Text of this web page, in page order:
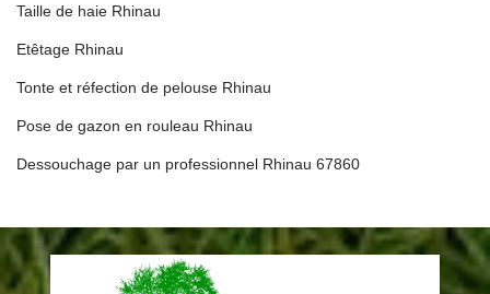
Taille de haie Rhinau
Etêtage Rhinau
Tonte et réfection de pelouse Rhinau
Pose de gazon en rouleau Rhinau
Dessouchage par un professionnel Rhinau 67860